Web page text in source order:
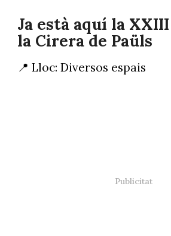
Ja està aquí la
la Cirera de Paüls
📍 Lloc: Diversos espais